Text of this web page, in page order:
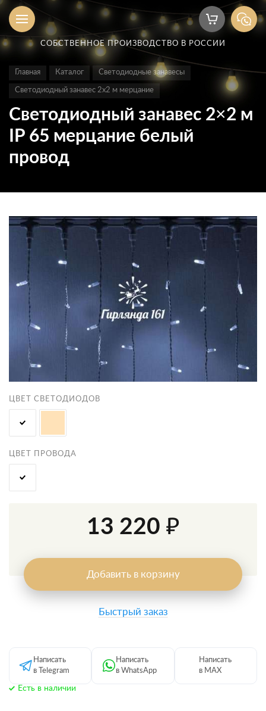
СОБСТВЕННОЕ ПРОИЗВОДСТВО В РОССИИ
Главная Каталог Светодиодные занавесы
Светодиодный занавес 2х2 м мерцание
Светодиодный занавес 2×2 м
IP 65 мерцание белый
провод
Есть в наличии
ЦВЕТ СВЕТОДИОДОВ
ЦВЕТ ПРОВОДА
13 220 ₽
Добавить в корзину
Быстрый заказ
Написать
в Telegram
Написать
в WhatsApp
Написать
в MAX